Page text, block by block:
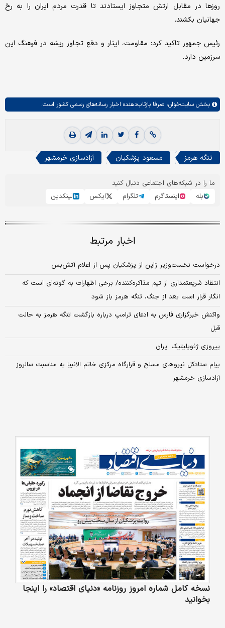
روزها در مقابل ارتش متجاوز ایستادند تا قدرت مردم ایران را به رخ
جهانیان بکشند.
رئیس جمهور تاکید کرد: مقاومت، ایثار و دفع تجاوز ریشه در فرهنگ این
سرزمین دارد.
بخش سایت‌خوان، صرفا بازتاب‌دهنده اخبار رسانه‌های رسمی کشور است.
تنگه هرمز مسعود پزشکيان آزادسازی خرمشهر
ما را در شبکه‌های اجتماعی دنبال کنید
بله
اینستاگرم تلگرام ایکس لینکدین
اخبار مرتبط
درخواست نخست‌وزیر ژاپن از پزشکیان پس از اعلام آتش‌بس
انتقاد شریعتمداری از تیم مذاکره‌کننده/ برخی اظهارات به گونه‌ای است که
انگار قرار است بعد از جنگ، تنگه هرمز باز شود
واکنش خبرگزاری فارس به ‌ادعای ترامپ درباره بازگشت تنگه هرمز به حالت
قبل
پیروزی ژئوپلیتیک ایران
پیام ستادکل نیرو‌های مسلح و قرارگاه مرکزی خاتم الانبیا به مناسبت سالروز
آزادسازی خرمشهر
نسخه کامل شماره امروز روزنامه «دنیای‌ اقتصاد» را اینجا
بخوانید